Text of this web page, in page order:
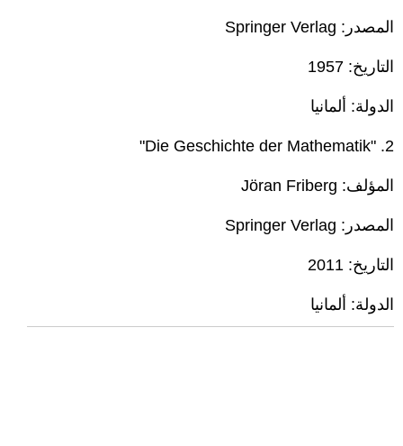
المصدر: Springer Verlag
التاريخ: 1957
الدولة: ألمانيا
2. "Die Geschichte der Mathematik"
المؤلف: Jöran Friberg
المصدر: Springer Verlag
التاريخ: 2011
الدولة: ألمانيا